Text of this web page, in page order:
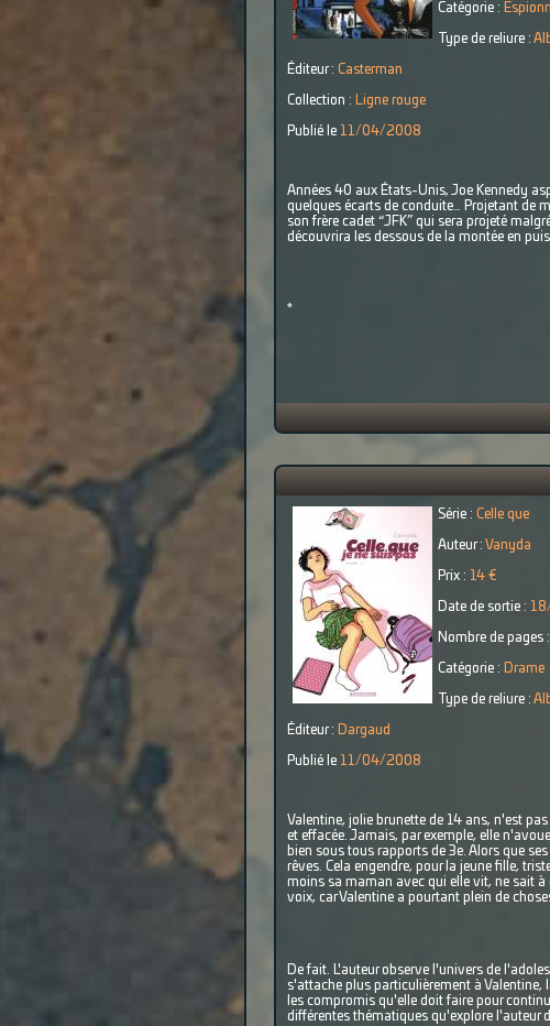
Catégorie :
Type de reliure :
Éditeur : Casterman
Collection : Ligne rouge
Publié le 11/04/2008
Années 40 aux États-Unis, Joe Kennedy
quelques écarts de conduite… Projetant de
son frère cadet “JFK” qui sera projeté
découvrira les dessous de la montée en
*
Série : Celle que
Auteur : Vanyda
Prix : 14 €
Date de sortie :
Nombre de pages :
Catégorie : Drame
Type de reliure :
Éditeur : Dargaud
Publié le 11/04/2008
Valentine, jolie brunette de 14 ans, n'est
et effacée. Jamais, par exemple, elle
bien sous tous rapports de 3e. Alors que
rêves. Cela engendre, pour la jeune fille,
moins sa maman avec qui elle vit, ne sait à
voix, car Valentine a pourtant plein de
De fait. L'auteur observe l'univers de
s'attache plus particulièrement à Valentine,
les compromis qu'elle doit faire pour
différentes thématiques qu'explore l'auteur